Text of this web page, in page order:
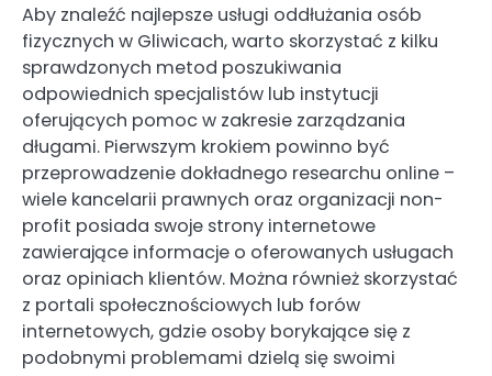
Aby znaleźć najlepsze usługi oddłużania osób
fizycznych w Gliwicach, warto skorzystać z kilku
sprawdzonych metod poszukiwania
odpowiednich specjalistów lub instytucji
oferujących pomoc w zakresie zarządzania
długami. Pierwszym krokiem powinno być
przeprowadzenie dokładnego researchu online –
wiele kancelarii prawnych oraz organizacji non-
profit posiada swoje strony internetowe
zawierające informacje o oferowanych usługach
oraz opiniach klientów. Można również skorzystać
z portali społecznościowych lub forów
internetowych, gdzie osoby borykające się z
podobnymi problemami dzielą się swoimi